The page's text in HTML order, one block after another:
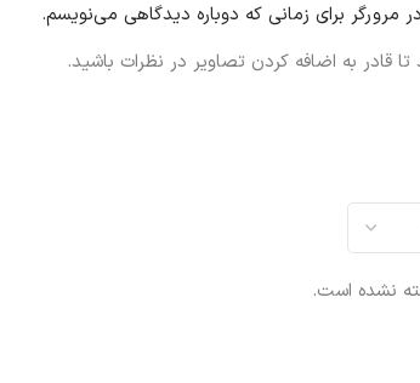
نشده است.
مرورگر برای زمانی که دوباره دیدگاهی می‌نویسم.
قادر به اضافه کردن تصاویر در نظرات باشید.